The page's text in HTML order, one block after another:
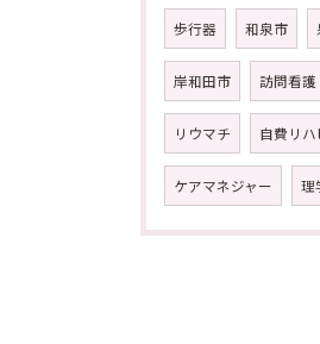
歩行器 和泉市
岸和田市 訪問看護
リウマチ 自費リハ
ケアマネジャー 理